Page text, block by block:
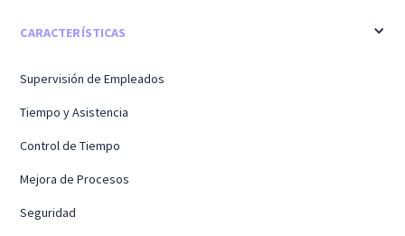
CARACTERÍSTICAS
Supervisión de Empleados
Tiempo y Asistencia
Control de Tiempo
Mejora de Procesos
Seguridad